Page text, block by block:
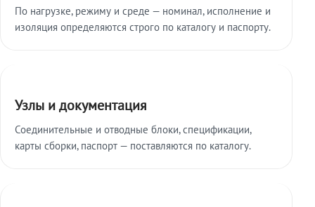
По нагрузке, режиму и среде — номинал, исполнение и
изоляция определяются строго по каталогу и паспорту.
Узлы и документация
Соединительные и отводные блоки, спецификации,
карты сборки, паспорт — поставляются по каталогу.